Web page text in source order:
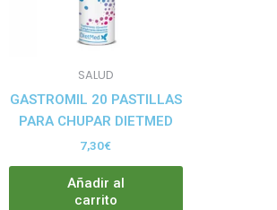
SALUD
GASTROMIL 20 PASTILLAS
PARA CHUPAR DIETMED
7,30€
Añadir al
carrito